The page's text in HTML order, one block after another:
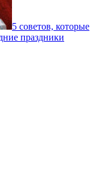
5 советов, которые
праздники